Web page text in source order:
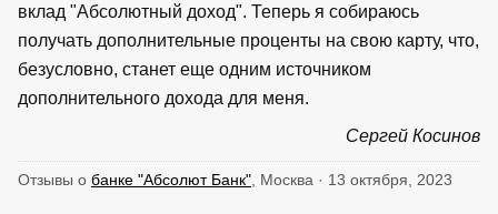
вклад "Абсолютный доход". Теперь я собираюсь
получать дополнительные проценты на свою карту, что,
безусловно, станет еще одним источником
дополнительного дохода для меня.
Сергей Косинов
Отзывы о банке "Абсолют Банк" , Москва · 13 октября, 2023